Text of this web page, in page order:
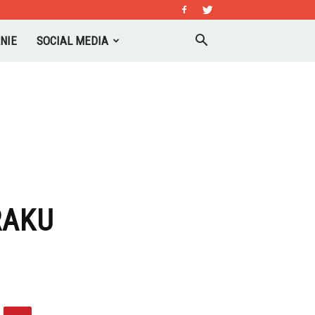
SOCIAL MEDIA